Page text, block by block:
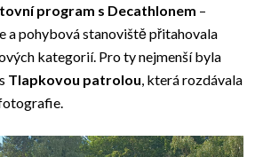
program s Decathlonem –
a pohybová stanoviště přitahovala
kategorií. Pro ty nejmenší byla
Tlapkovou patrolou, která rozdávala